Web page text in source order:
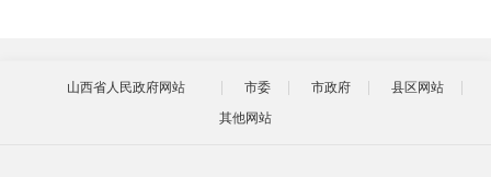
山西省人民政府网站 市委 市政府
县区网站
其他网站